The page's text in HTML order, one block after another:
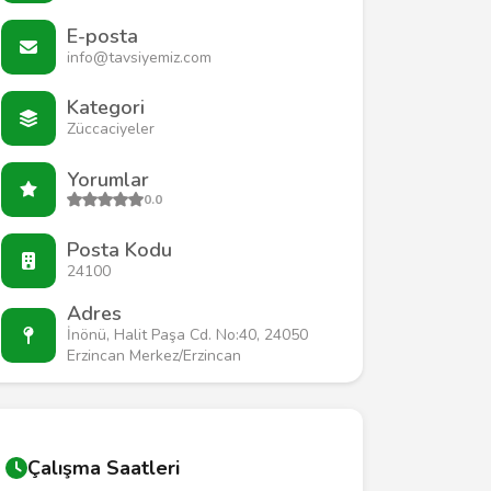
E-posta
info@tavsiyemiz.com
Kategori
Züccaciyeler
Yorumlar
0.0
Posta Kodu
24100
Adres
İnönü, Halit Paşa Cd. No:40, 24050
Erzincan Merkez/Erzincan
Çalışma Saatleri